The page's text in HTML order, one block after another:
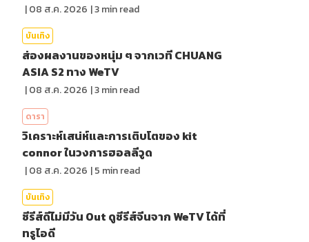
|08 ส.ค. 2026 |3min read
บันเทิง
ส่องผลงานของหนุ่ม ๆ จากเวที CHUANG
ASIA S2 ทาง WeTV
|08 ส.ค. 2026 |3min read
ดารา
วิเคราะห์เสน่ห์และการเติบโตของ kit
connor ในวงการฮอลลีวูด
|08 ส.ค. 2026 |5 min read
บันเทิง
ซีรีส์ดีไม่มีวัน Out ดูซีรีส์จีนจาก WeTV ได้ที่
ทรูไอดี